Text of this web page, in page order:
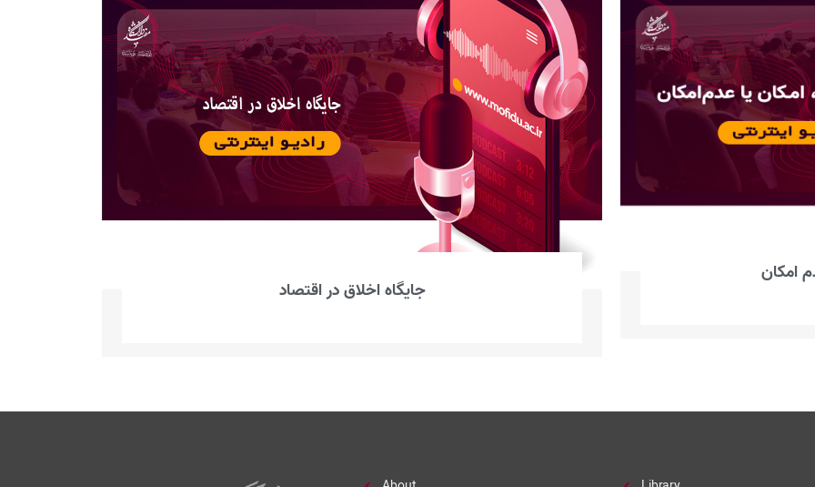
جایگاه اخلاق در اقتصاد
امکان